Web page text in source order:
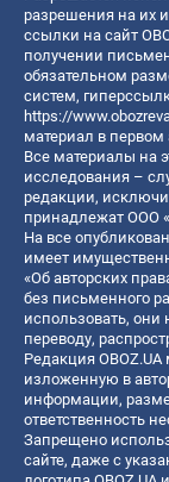
разрешения на их
ссылки на сайт
получении
обязательном
систем,
https://
материал в первом
Все материалы на
исследования –
редакции,
принадлежат ООО
На все
имеет
«Об авторских
без письменного
использовать,
переводу,
Редакция
изложенную в
информации,
ответственность
Запрещено
сайте, даже с